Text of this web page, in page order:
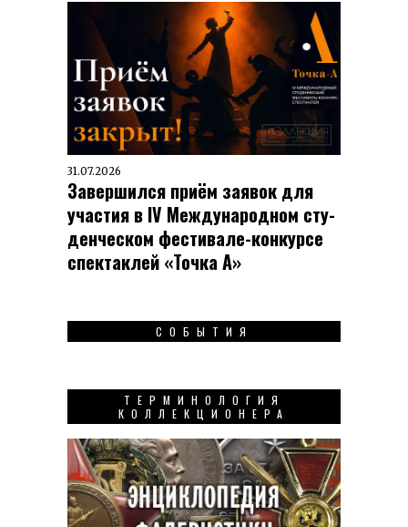
31.07.2026
Завершился приём заявок для
участия в IV Меж­ду­на­род­ном сту­
ден­чес­ком фес­ти­вале-кон­кур­се
спек­таклей «Точка А»
СОБЫТИЯ
ТЕРМИНОЛОГИЯ
КОЛЛЕКЦИОНЕРА